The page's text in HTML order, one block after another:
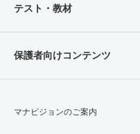
テスト・教材
保護者向けコンテンツ
マナビジョンのご案内